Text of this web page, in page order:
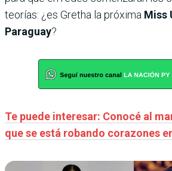
teorías: ¿es Gretha la próxima Miss
Paraguay?
Te puede interesar: Conocé al
que se está robando corazones